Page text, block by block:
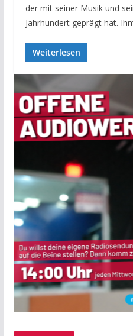
der mit seiner Musik und
Jahrhundert geprägt hat.
Weiterlesen